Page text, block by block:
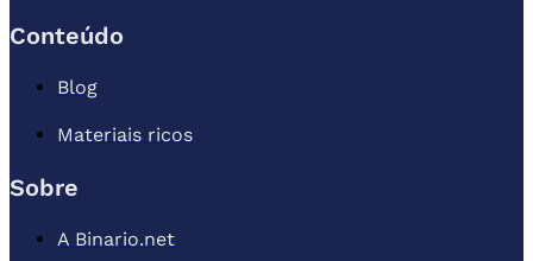
Conteúdo
Blog
Materiais ricos
Sobre
A Binario.net